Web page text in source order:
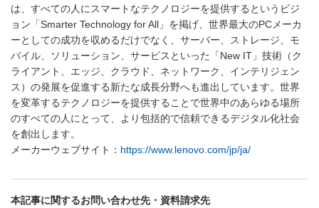
は、すべての人にスマートなテクノロジーを提供するというビジ
ョン「Smarter Technology for All」を掲げ、世界最大のPCメーカ
ーとしての成功を収めるだけでなく、サーバー、ストレージ、モ
バイル、ソリューション、サービスといった「New IT」技術（ク
ライアント、エッジ、クラウド、ネットワーク、インテリジェン
ス）の発展を促進する新たな成長分野へも進出しています。世界
を変革するテクノロジーを提供することで世界中のあらゆる場所
のすべての人にとって、より包括的で信頼できるデジタル化社会
を創出します。
メーカーウェブサイト： https://www.lenovo.com/jp/ja/
本記事に関するお問い合わせ先・資料請求先